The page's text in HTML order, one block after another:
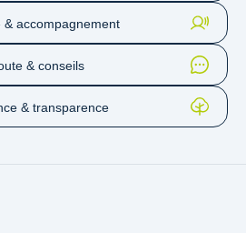
& accompagnement
& conseils
& transparence